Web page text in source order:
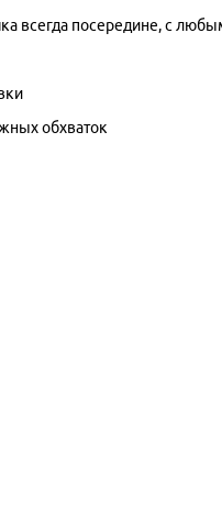
всегда посередине, с
обхваток